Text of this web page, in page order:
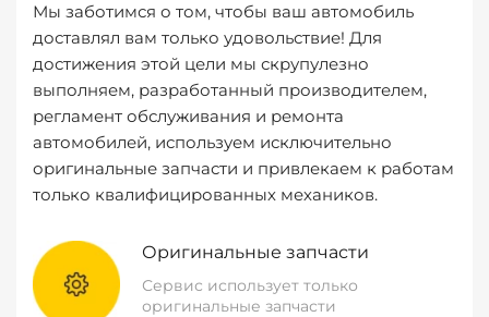
Мы заботимся о том, чтобы ваш автомобиль
доставлял вам только удовольствие! Для
достижения этой цели мы скрупулезно
выполняем, разработанный производителем,
регламент обслуживания и ремонта
автомобилей, используем исключительно
оригинальные запчасти и привлекаем к работам
только квалифицированных механиков.
Оригинальные запчасти
Сервис использует только
оригинальные запчасти